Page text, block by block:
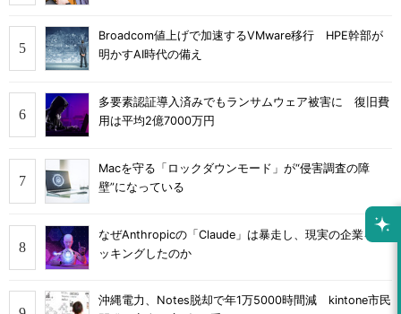
Broadcom値上げで加速するVMware移行 HPE幹部が
明かすAI時代の備え
多要素認証導入済みでもランサムウェア被害に 復旧費
用は平均2億7000万円
Macを守る「ロックダウンモード」が“侵害調査の障
壁”になっている
なぜAnthropicの「Claude」は暴走し、現実の企業をハ
ッキングしたのか
沖縄電力、Notes脱却で年1万5000時間減 kintone市民